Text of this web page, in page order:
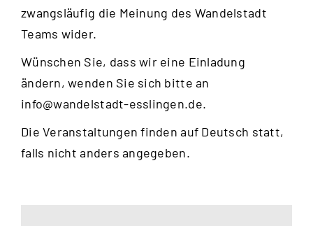
zwangsläufig die Meinung des Wandelstadt
Teams wider.
Wünschen Sie, dass wir eine Einladung
ändern, wenden Sie sich bitte an
info@wandelstadt-esslingen.de.
Die Veranstaltungen finden auf Deutsch statt,
falls nicht anders angegeben.